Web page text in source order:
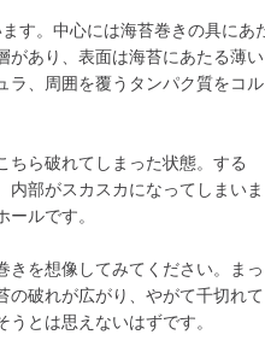
す。中心には海苔巻きの具にあ
があり、表面は海苔にあたる薄い
ラ、周囲を覆うタンパク質をコル
ちら破れてしまった状態。する
内部がスカスカになってしまいま
ルです。
きを想像してみてください。まっ
の破れが広がり、やがて千切れて
とは思えないはずです。